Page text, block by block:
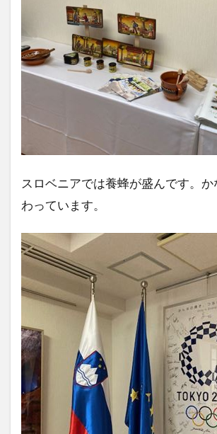
スロベニアでは養蜂が盛んです。
わっています。